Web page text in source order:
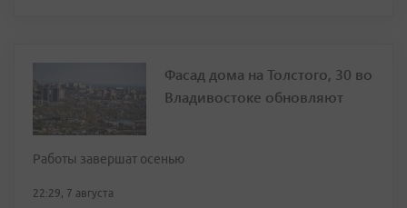
Фасад дома на Толстого, 30 во
Владивостоке обновляют
Работы завершат осенью
22:29, 7 августа